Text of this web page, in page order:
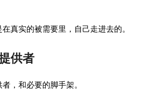
真实的被需要里，自己走进去的。
供者
，和必要的脚手架。